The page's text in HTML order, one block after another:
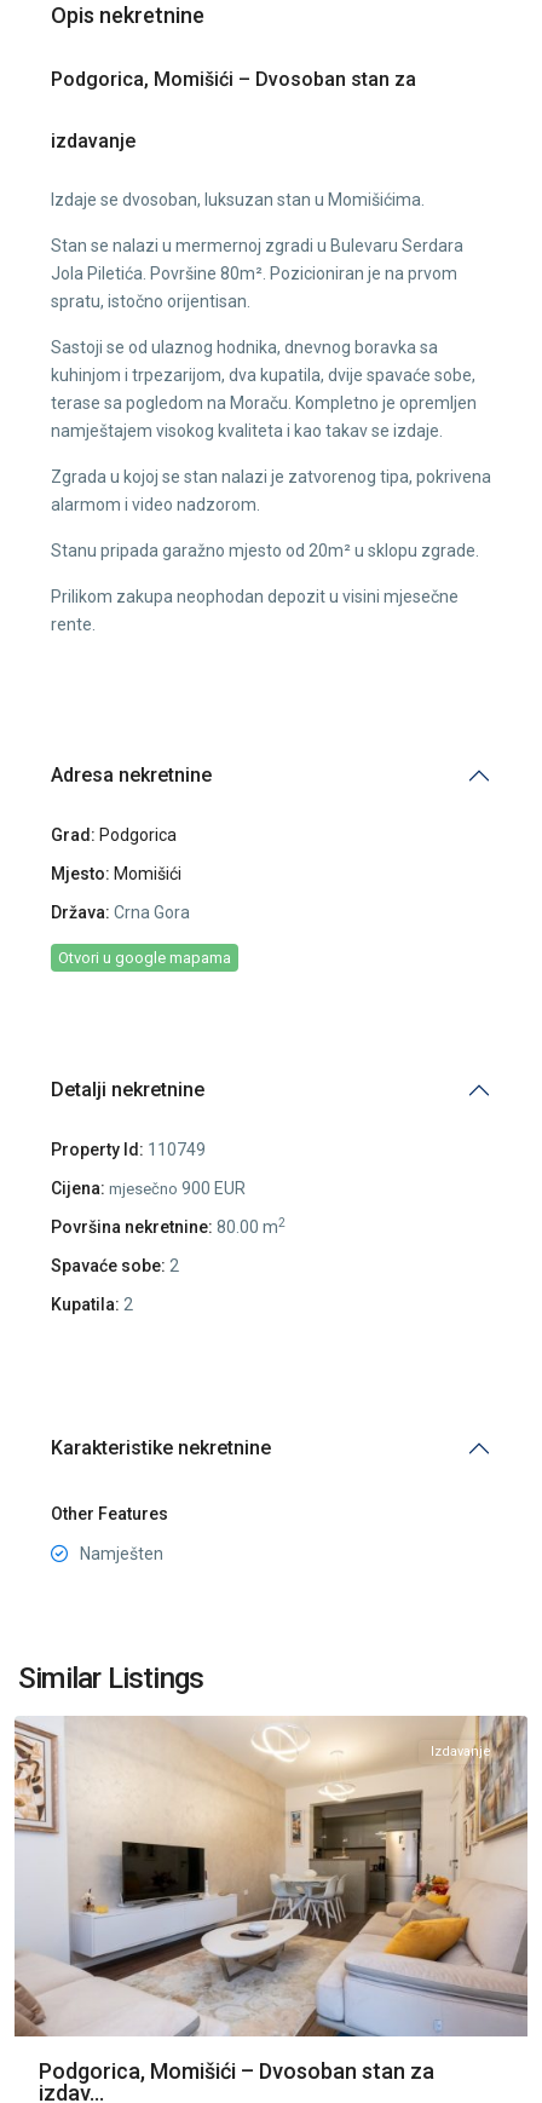
Opis nekretnine
Podgorica, Momišići – Dvosoban stan za
izdavanje
Izdaje se dvosoban, luksuzan stan u Momišićima.
Stan se nalazi u mermernoj zgradi u Bulevaru Serdara
Jola Piletića. Površine 80m². Pozicioniran je na prvom
spratu, istočno orijentisan.
Sastoji se od ulaznog hodnika, dnevnog boravka sa
kuhinjom i trpezarijom, dva kupatila, dvije spavaće sobe,
terase sa pogledom na Moraču. Kompletno je opremljen
namještajem visokog kvaliteta i kao takav se izdaje.
Zgrada u kojoj se stan nalazi je zatvorenog tipa, pokrivena
alarmom i video nadzorom.
Stanu pripada garažno mjesto od 20m² u sklopu zgrade.
Prilikom zakupa neophodan depozit u visini mjesečne
rente.
Adresa nekretnine
Grad: Podgorica
Mjesto: Momišići
Država: Crna Gora
Otvori u google mapama
Detalji nekretnine
Property Id: 110749
Cijena: mjesečno 900 EUR
Površina nekretnine: 80.00 m2
Spavaće sobe: 2
Kupatila: 2
Karakteristike nekretnine
Other Features
Namješten
Similar Listings
Momišići
Podgorica
Izdavanje
Podgorica, Momišići – Dvosoban stan za
izdav...